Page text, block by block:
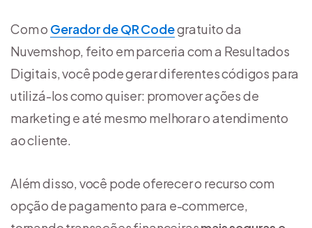
Com o Gerador de QR Codegratuito da
Nuvemshop, feito em parceria com a Resultados
Digitais, você pode gerar diferentes códigos para
utilizá-los como quiser: promover ações de
marketing e até mesmo melhorar o atendimento
ao cliente.
Além disso, você pode oferecer o recurso com
opção de pagamento para e-commerce,